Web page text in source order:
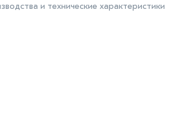
и технические характеристики